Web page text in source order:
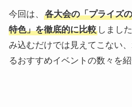
今回は、 各大会の「プライズ
特色」を徹底的に比較しまし
み込むだけでは見えてこない
るおすすめイベントの数々を紹